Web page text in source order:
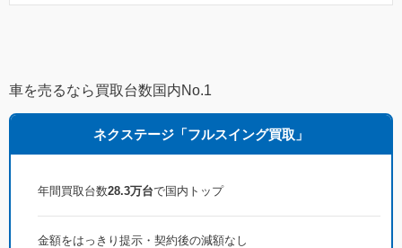
車を売るなら買取台数国内No.1
ネクステージ「フルスイング買取」
年間買取台数28.3万台で国内トップ
金額をはっきり提示・契約後の減額なし